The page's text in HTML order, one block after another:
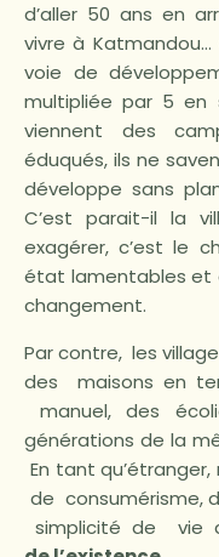
d’aller 50 ans en
vivre à Katmandou…
voie de
multipliée par 5 en
viennent des
éduqués, ils ne
développe sans
C’est parait-il la
exagérer, c’est le
état lamentables et
changement.
Par contre, les
des maisons en
manuel, des
générations de la
En tant
de consumérisme,
simplicité de vie